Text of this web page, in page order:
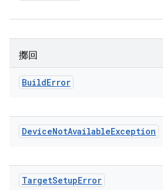
擲回
BuildError
DeviceNotAvailableException
TargetSetupError